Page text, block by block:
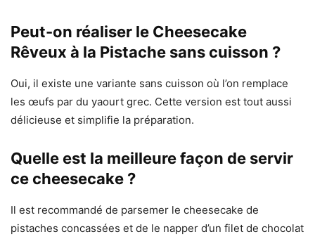
Peut-on réaliser le Cheesecake
Rêveux à la Pistache sans cuisson ?
Oui, il existe une variante sans cuisson où l’on remplace
les œufs par du yaourt grec. Cette version est tout aussi
délicieuse et simplifie la préparation.
Quelle est la meilleure façon de servir
ce cheesecake ?
Il est recommandé de parsemer le cheesecake de
pistaches concassées et de le napper d’un filet de chocolat